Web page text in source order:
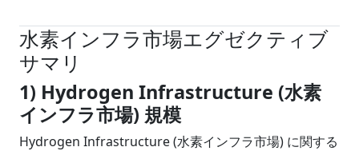
水素インフラ市場エグゼクティブ
サマリ
1) Hydrogen Infrastructure (水素
インフラ市場) 規模
Hydrogen Infrastructure (水素インフラ市場) に関する